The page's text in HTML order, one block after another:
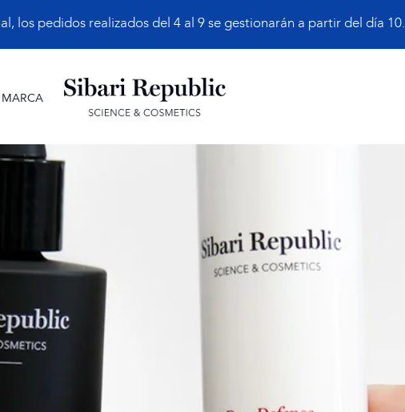
los pedidos realizados del 4 al 9 se gestionarán a partir del día 10.